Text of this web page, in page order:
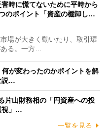
害時に慌てないために平時から
のポイント「資産の棚卸し…
場が大きく動いたり、取引環
る。一方…
が変わったのかポイントを解
説…
片山財務相の「円資産への投
視」…
一覧を見る